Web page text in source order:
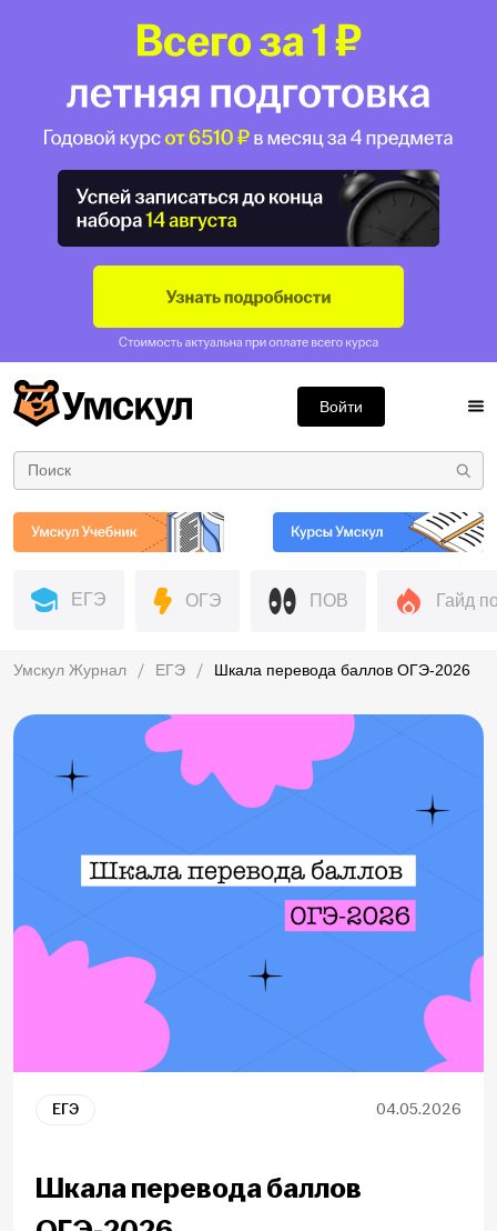
Войти
ЕГЭ ОГЭ ПОВ Гайд
Умскул Журнал ЕГЭ Шкала перевода баллов ОГЭ-2026
ЕГЭ 04.05.2026
Шкала перевода баллов